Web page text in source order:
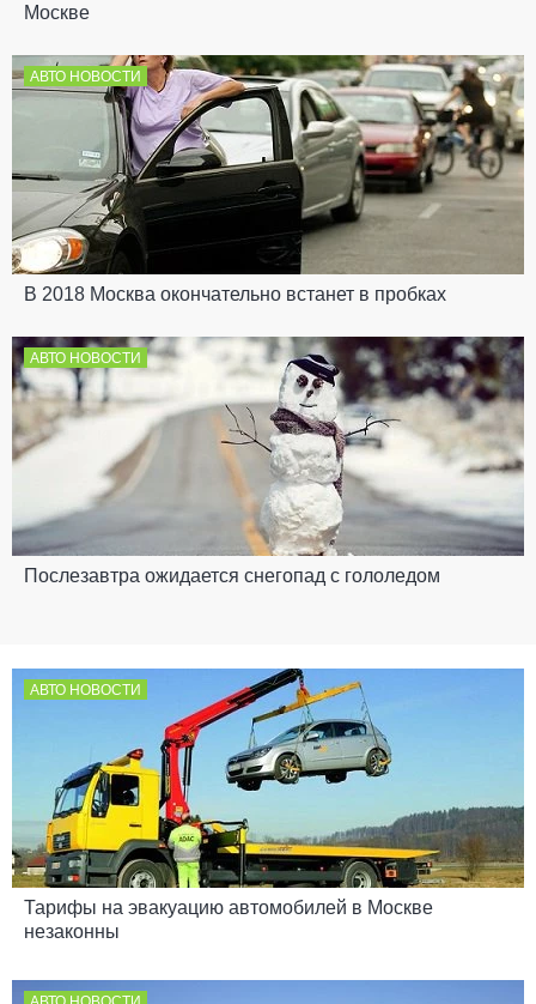
Москве
АВТО НОВОСТИ
В 2018 Москва окончательно встанет в пробках
АВТО НОВОСТИ
Послезавтра ожидается снегопад с гололедом
АВТО НОВОСТИ
Тарифы на эвакуацию автомобилей в Москве
незаконны